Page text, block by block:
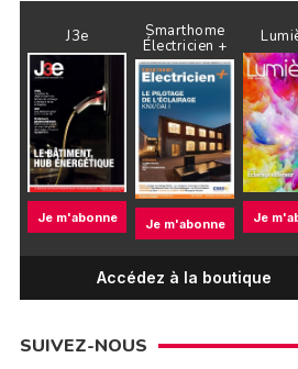
J3e
Je m'abonne
Smarthome
Électricien +
Je m'abonne Je
Accédez à la boutique
SUIVEZ-NOUS